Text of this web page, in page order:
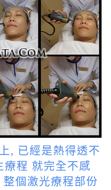
, 已經是熱得透不
療程 就完全不感
個激光療程部份